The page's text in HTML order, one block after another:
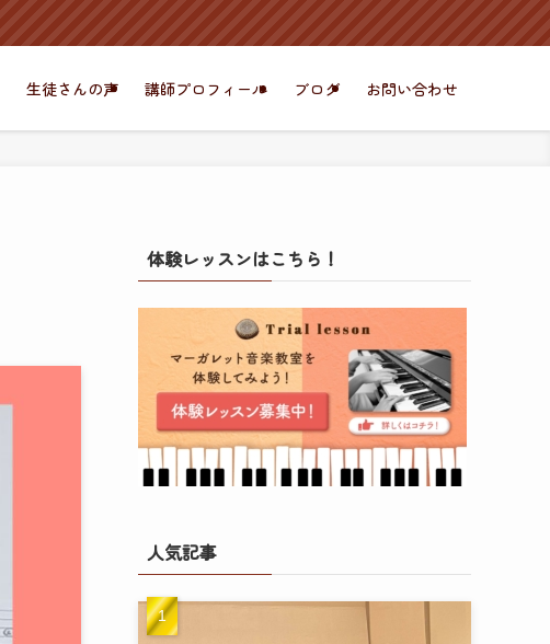
生徒さんの声 講師プロフィール ブログ お問い合わせ
体験レッスンはこちら！
人気記事